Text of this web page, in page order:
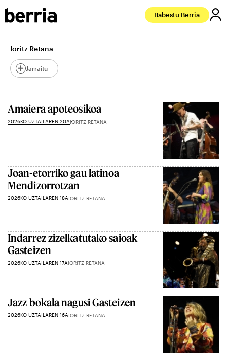
Babestu Berria
Ioritz Retana
Jarraitu
Amaiera apoteosikoa
2026KO UZTAILAREN 20AIORITZ RETANA
Joan-etorriko gau latinoa
Mendizorrotzan
2026KO UZTAILAREN 18AIORITZ RETANA
Indarrez zizelkatutako saioak
Gasteizen
2026KO UZTAILAREN 17AIORITZ RETANA
Jazz bokala nagusi Gasteizen
2026KO UZTAILAREN 16AIORITZ RETANA